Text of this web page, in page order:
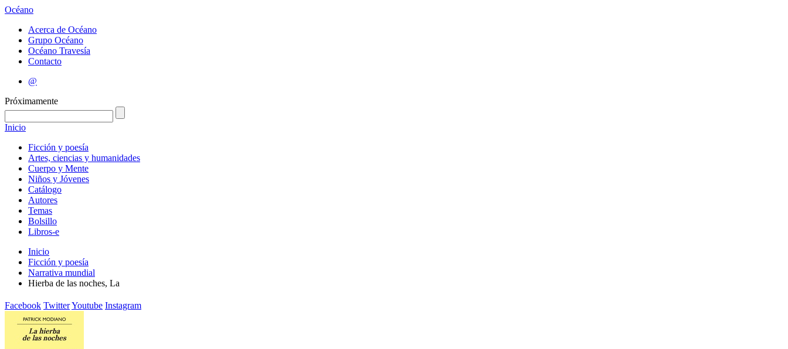
Océano
Acerca de Océano
Grupo Océano
Océano Travesía
Contacto
@
Próximamente
Inicio
Ficción y poesía
Artes, ciencias y humanidades
Cuerpo y Mente
Niños y Jóvenes
Catálogo
Autores
Temas
Bolsillo
Libros-e
Inicio
Ficción y poesía
Narrativa mundial
Hierba de las noches, La
Facebook TwitterYoutube Instagram